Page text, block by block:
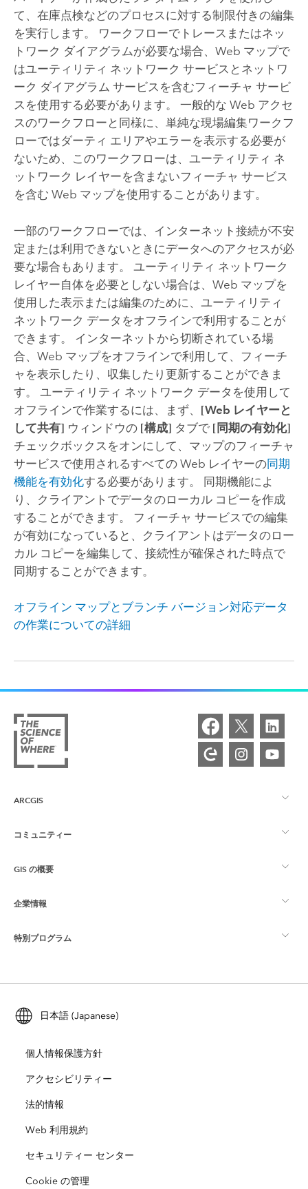
て、在庫点検などのプロセスに対する制限付きの編集
を実行します。 ワークフローでトレースまたはネッ
トワーク ダイアグラムが必要な場合、Web マップで
はユーティリティ ネットワーク サービスとネットワ
ーク ダイアグラム サービスを含むフィーチャ サービ
スを使用する必要があります。 一般的な Web アクセ
スのワークフローと同様に、単純な現場編集ワークフ
ローではダーティ エリアやエラーを表示する必要が
ないため、このワークフローは、ユーティリティ ネ
ットワーク レイヤーを含まないフィーチャ サービス
を含む Web マップを使用することがあります。
一部のワークフローでは、インターネット接続が不安
定または利用できないときにデータへのアクセスが必
要な場合もあります。 ユーティリティ ネットワーク
レイヤー自体を必要としない場合は、Web マップを
使用した表示または編集のために、ユーティリティ
ネットワーク データをオフラインで利用することが
できます。 インターネットから切断されている場
合、Web マップをオフラインで利用して、フィーチ
ャを表示したり、収集したり更新することができま
す。 ユーティリティ ネットワーク データを使用して
オフラインで作業するには、まず、 [Web レイヤーと
して共有] ウィンドウの [構成] タブで [同期の有効化]
チェックボックスをオンにして、マップのフィーチャ
サービスで使用されるすべての Web レイヤーの同期
機能を有効化する必要があります。 同期機能によ
り、クライアントでデータのローカル コピーを作成
することができます。 フィーチャ サービスでの編集
が有効になっていると、クライアントはデータのロー
カル コピーを編集して、接続性が確保された時点で
同期することができます。
オフライン マップとブランチ バージョン対応データ
の作業についての詳細
ARCGIS
ArcGIS の概要
マッピング
Esri ストア
コミュニティー
Esri Community
ArcGIS ブログ
Esri Young Professionals Network
GIS の概要
GIS とは
ロケーション インテリジェンス
トレーニング
ArcUser
ArcNews
ArcWatch
Esri ビデオ
企業情報
Esri について
採用情報
オープンビジョン
企業行動規範
特別プログラム
ArcGIS for Student Use
自然保護
教育機関
日本語 (Japanese)
個人情報保護方針
アクセシビリティー
法的情報
Web 利用規約
セキュリティー センター
Cookie の管理